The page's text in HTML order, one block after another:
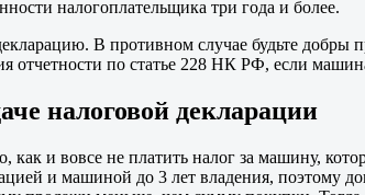
налогоплательщика три года и более.
В противном случае будьте добры
отчетности по статье 228 НК РФ, если
налоговой декларации
как и вовсе не платить налог за машину,
и машиной до 3 лет владения,